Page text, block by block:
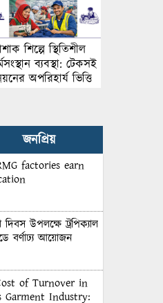
শিল্পে স্থিতিশীল
ব্যবস্থা: টেকসই
অপরিহার্য ভিত্তি
জনপ্রিয়
factories earn
দিবস উপলক্ষে ট্রপিক্যাল
বর্ণাঢ্য আয়োজন
of Turnover in
Garment Industry: